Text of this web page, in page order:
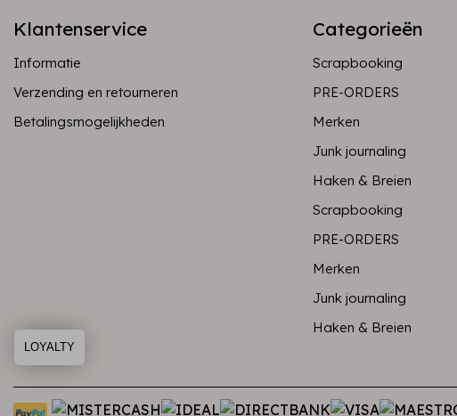
Klantenservice
Informatie
Verzending en retourneren
Betalingsmogelijkheden
Categorieën
Scrapbooking
PRE-ORDERS
Merken
Junk journaling
Haken & Breien
Scrapbooking
PRE-ORDERS
Merken
Junk journaling
Haken & Breien
LOYALTY